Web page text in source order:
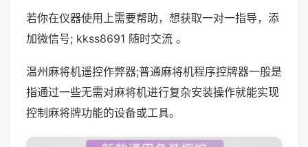
若你在仪器使用上需要帮助，想获取一对一指导，添
加微信号; kkss8691 随时交流 。
温州麻将机遥控作弊器;普通麻将机程序控牌器一般是
指通过一些无需对麻将机进行复杂安装操作就能实现
控制麻将牌功能的设备或工具。